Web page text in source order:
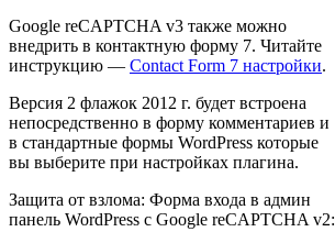
Google reCAPTCHA v3 также можно
внедрить в контактную форму 7. Читайте
инструкцию — Contact Form 7 настройки.
Версия 2 флажок 2012 г. будет встроена
непосредственно в форму комментариев и
в стандартные формы WordPress которые
вы выберите при настройках плагина.
Защита от взлома: Форма входа в админ
панель WordPress с Google reCAPTCHA v2: